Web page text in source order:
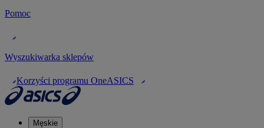
Pomoc
Wyszukiwarka sklepów
Korzyści programu OneASICS
Męskie